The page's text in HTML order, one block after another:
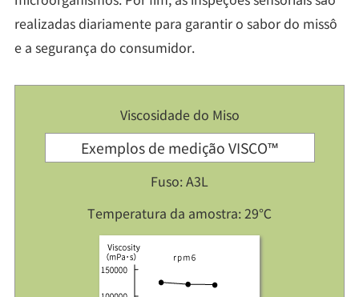
realizadas diariamente para garantir o sabor do missô
e a segurança do consumidor.
Viscosidade do Miso
Exemplos de medição VISCO™
Fuso: A3L
Temperatura da amostra: 29℃